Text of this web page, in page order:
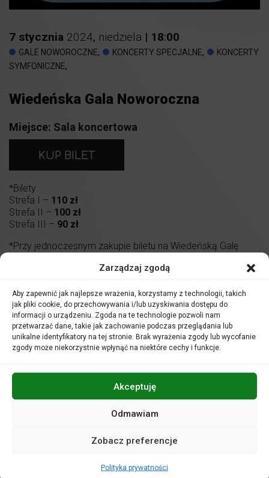
Zarządzaj zgodą
Aby zapewnić jak najlepsze wrażenia, korzystamy z technologii, takich
jak pliki cookie, do przechowywania i/lub uzyskiwania dostępu do
informacji o urządzeniu. Zgoda na te technologie pozwoli nam
przetwarzać dane, takie jak zachowanie podczas przeglądania lub
unikalne identyfikatory na tej stronie. Brak wyrażenia zgody lub wycofanie
zgody może niekorzystnie wpłynąć na niektóre cechy i funkcje.
Akceptuję
Odmawiam
Zobacz preferencje
Polityka prywatności
7 stycznia 2024, niedziela | 18:00
GALE NOWOROCZNE, KONCERTY SPECJALNE,
KONCERTY
SYMFONICZNE,
Wiedeńska Gala Noworoczna
Miejsce: Sala koncertowa
KUP BILET
*Bilety:
Strefa I – 110 zł
Strefa II – 100 zł
Strefa III – 90 zł
*Przy jednoczesnym zakupie biletu na Wiedeńską Galę
Filmowej, łączna cena za oba bilety wynosi
Orkiestra Filharmonii Opolskiej
Przemysław Neumann– dyrygent
Andrzej Poniedzielski– prowadzenie koncertu
tanecznej muzyki orkiestrowej narodził się w Wiedniu. Do
dziś w koncertach Filharmoników Wiedeńskich w
SaliMusikverein uczestniczy rokrocznie wielomilionowa
publiczność: sama sala (w której Orkiestra Filharmonii
2010) mieści około dwóch tysięcy słuchaczy, ale
dziewięćdziesięciu państw.